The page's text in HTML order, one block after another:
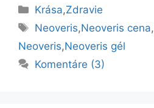
Kategórie
Krása,Zdravie
Značky
Neoveris,Neoveris cena,
Neoveris,Neoveris gél
Komentáre (3)